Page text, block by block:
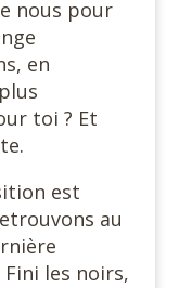
nous pour
en
toi ? Et
est
au
Fini les noirs,